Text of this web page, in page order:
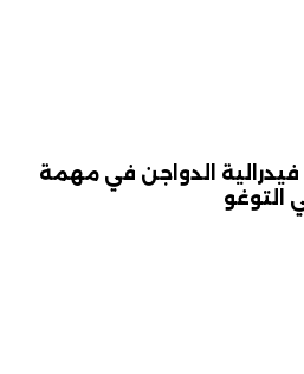
الدواجن في مهمة
التوغو